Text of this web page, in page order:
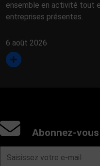
ensemble en activité tout
entreprises présentes.
6 août 2026
Abonnez-